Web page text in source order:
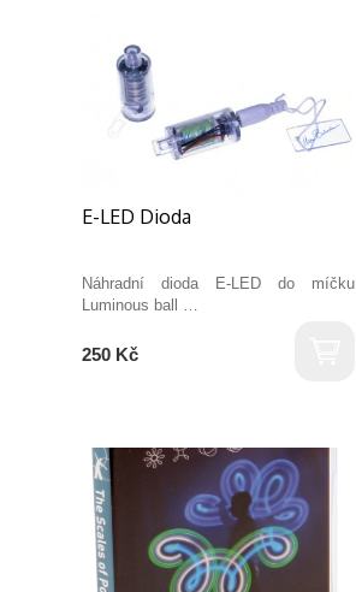
E-LED Dioda
Náhradní dioda E-LED do míčku
Luminous ball …
250 Kč